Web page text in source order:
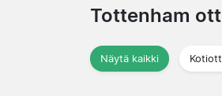
Tottenham
Näytä kaikki